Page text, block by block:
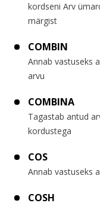
kordseni Arv
märgist
COMBIN
Annab vastuseks
arvu
COMBINA
Tagastab antud
kordustega
COS
Annab vastuseks
COSH